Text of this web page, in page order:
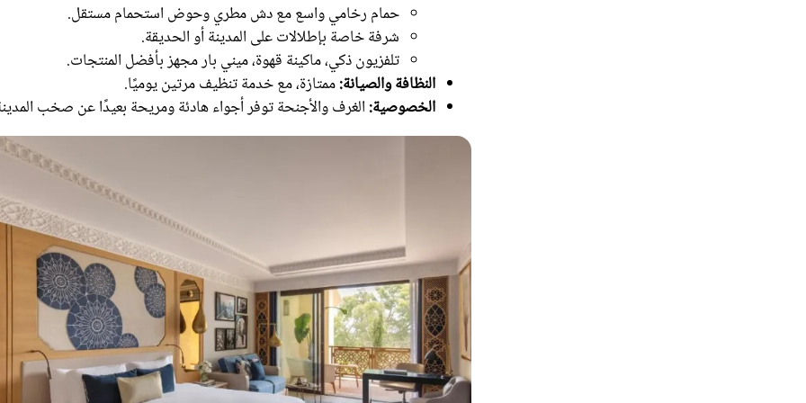
حمام رخامي واسع مع دش مطري وحوض استحمام مستقل.
شرفة خاصة بإطلالات على المدينة أو الحديقة.
تلفزيون ذكي، ماكينة قهوة، ميني بار مجهز بأفضل المنتجات.
النظافة والصيانة:ممتازة، مع خدمة تنظيف مرتين يوميًا.
الخصوصية:الغرف والأجنحة توفر أجواء هادئة ومريحة بعيدًا عن صخب